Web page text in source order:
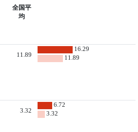
全国平
均
11.89
16.29
11.89
3.32
6.72
3.32